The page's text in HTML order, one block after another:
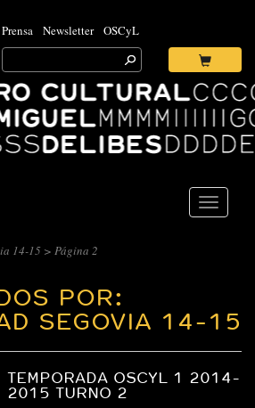
Prensa Newsletter OSCyL
Search
for:
Ok
Toggle
14-15 > Página 2
POR:
SEGOVIA 14-15
TEMPORADA OSCYL 1 2014-
2015 TURNO 2